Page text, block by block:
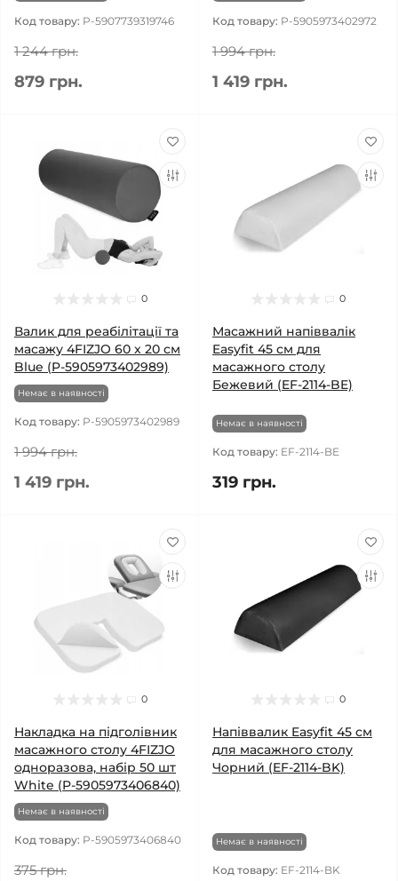
Код товару: P-5907739319746
1 244 грн.
879 грн.
Код товару: P-5905973402972
1 994 грн.
1 419 грн.
0
Валик для реабілітації та
масажу 4FIZJO 60 x 20 см
Blue (P-5905973402989)
Немає в наявності
Код товару: P-5905973402989
1 994 грн.
1 419 грн.
0
Масажний напіввалік
Easyfit 45 см для
масажного столу
Бежевий (EF-2114-BE)
Немає в наявності
Код товару: EF-2114-BE
319 грн.
0
Накладка на підголівник
масажного столу 4FIZJO
одноразова, набір 50 шт
White (P-5905973406840)
Немає в наявності
Код товару: P-5905973406840
375 грн.
0
Напіввалик Easyfit 45 см
для масажного столу
Чорний (EF-2114-BK)
Немає в наявності
Код товару: EF-2114-BK